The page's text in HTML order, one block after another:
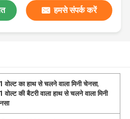
हमसे संपर्क करें
वोल्ट का हाथ से चलने वाला मिनी चेनसा,
वोल्ट की बैटरी वाला हाथ से चलने वाला मिनी